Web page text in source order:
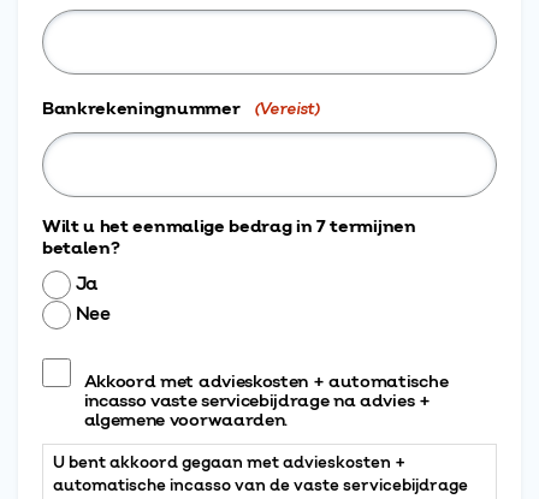
Bankrekeningnummer (Vereist)
Wilt u het eenmalige bedrag in 7 termijnen
betalen?
Ja
Nee
U
bent
akkoord
gegaan
met
advieskosten
+
Akkoord met advieskosten + automatische
incasso vaste servicebijdrage na advies +
algemene voorwaarden.
U bent akkoord gegaan met advieskosten +
automatische incasso van de vaste servicebijdrage